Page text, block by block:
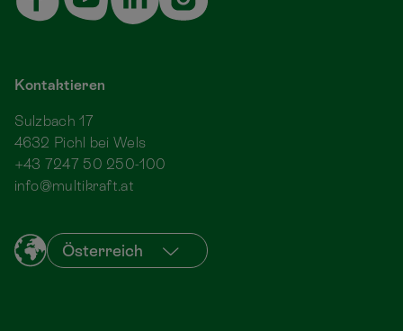
Kontaktieren
Sulzbach 17
4632 Pichl bei Wels
+43 7247 50 250-100
info@multikraft.at